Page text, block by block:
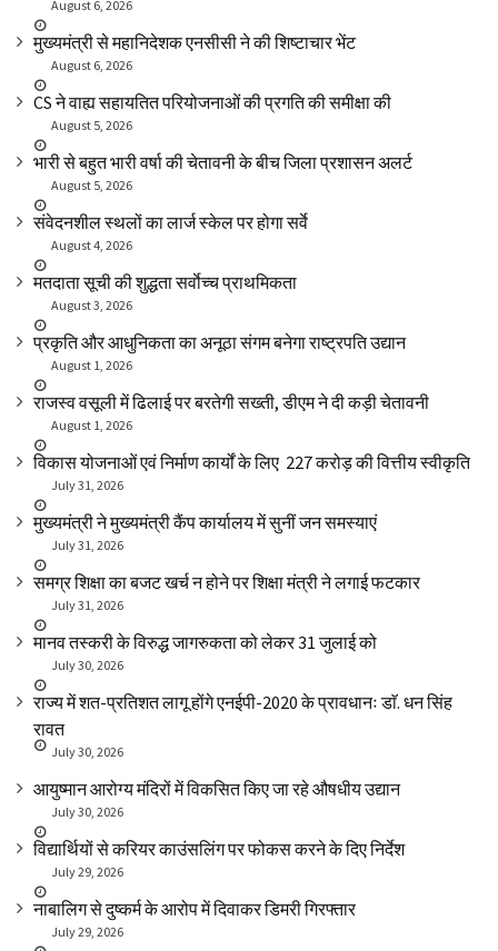
August 6, 2026
मुख्यमंत्री से महानिदेशक एनसीसी ने की शिष्टाचार भेंट
August 6, 2026
CS ने वाह्य सहायतित परियोजनाओं की प्रगति की समीक्षा की
August 5, 2026
भारी से बहुत भारी वर्षा की चेतावनी के बीच जिला प्रशासन अलर्ट
August 5, 2026
संवेदनशील स्थलों का लार्ज स्केल पर होगा सर्वे
August 4, 2026
मतदाता सूची की शुद्धता सर्वाेच्च प्राथमिकता
August 3, 2026
प्रकृति और आधुनिकता का अनूठा संगम बनेगा राष्ट्रपति उद्यान
August 1, 2026
राजस्व वसूली में ढिलाई पर बरतेगी सख्ती, डीएम ने दी कड़ी चेतावनी
August 1, 2026
विकास योजनाओं एवं निर्माण कार्यों के लिए ₹ 227 करोड़ की वित्तीय स्वीकृति
July 31, 2026
मुख्यमंत्री ने मुख्यमंत्री कैंप कार्यालय में सुनीं जन समस्याएं
July 31, 2026
समग्र शिक्षा का बजट खर्च न होने पर शिक्षा मंत्री ने लगाई फटकार
July 31, 2026
मानव तस्करी के विरुद्ध जागरुकता को लेकर 31 जुलाई को
July 30, 2026
राज्य में शत-प्रतिशत लागू होंगे एनईपी-2020 के प्रावधानः डाॅ. धन सिंह
रावत
July 30, 2026
आयुष्मान आरोग्य मंदिरों में विकसित किए जा रहे औषधीय उद्यान
July 30, 2026
विद्यार्थियों से करियर काउंसलिंग पर फोकस करने के दिए निर्देश
July 29, 2026
नाबालिग से दुष्कर्म के आरोप में दिवाकर डिमरी गिरफ्तार
July 29, 2026